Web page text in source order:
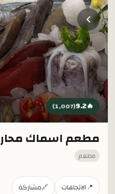
تخطي إلى المحتوى الرئيسي
🔥
9.2
(
1,007
)
مطعم اسماك محار
مطعم
📍الاتجاهات 🔗مشاركة